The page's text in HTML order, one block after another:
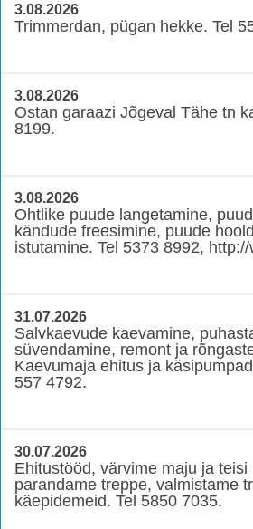
3.08.2026
Trimmerdan, pügan hekke. Tel
3.08.2026
Ostan garaazi Jõgeval Tähe tn
8199.
3.08.2026
Ohtlike puude langetamine,
kändude freesimine, puude
istutamine. Tel 5373 8992,
31.07.2026
Salvkaevude kaevamine,
süvendamine, remont ja
Kaevumaja ehitus ja
557 4792.
30.07.2026
Ehitustööd, värvime maju ja teisi
parandame treppe, valmistame
käepidemeid. Tel 5850 7035.